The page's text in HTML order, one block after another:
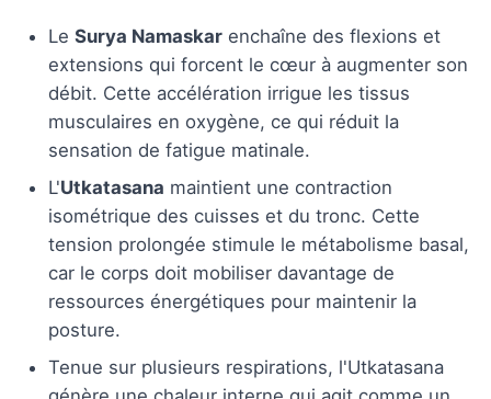
Le Surya Namaskar enchaîne des flexions et
extensions qui forcent le cœur à augmenter son
débit. Cette accélération irrigue les tissus
musculaires en oxygène, ce qui réduit la
sensation de fatigue matinale.
L'Utkatasana maintient une contraction
isométrique des cuisses et du tronc. Cette
tension prolongée stimule le métabolisme basal,
car le corps doit mobiliser davantage de
ressources énergétiques pour maintenir la
posture.
Tenue sur plusieurs respirations, l'Utkatasana